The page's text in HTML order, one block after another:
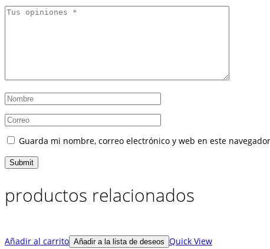
Guarda mi nombre, correo electrónico y web en este
productos relacionados
Añadir al carrito Añadir a la lista de deseos Quick View